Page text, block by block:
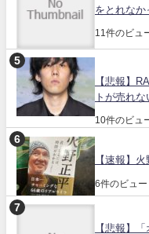
をとれなか
11件のビュ
【悲報】
トが売れ
10件のビュ
【速報】
6件のビュー
【悲報】